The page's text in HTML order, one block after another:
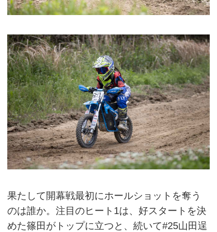
果たして開幕戦最初にホールショットを奪う
のは誰か。注目のヒート1は、好スタートを決
めた篠田がトップに立つと、続いて#25山田逞